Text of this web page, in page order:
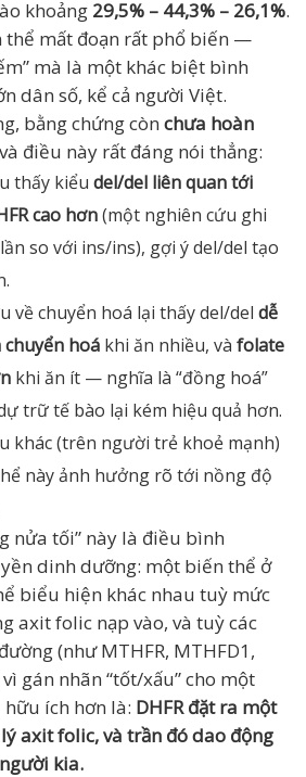
khoảng 29,5% – 44,3% – 26,1%.
thể mất đoạn rất phổ biến —
mà là một khác biệt bình
dân số, kể cả người Việt.
bằng chứng còn chưa hoàn
điều này rất đáng nói thẳng:
thấy kiểu del/del liên quan tới
cao hơn(một nghiên cứu ghi
so với ins/ins), gợi ý del/del tạo
về chuyển hoá lại thấy del/del dễ
hoá khi ăn nhiều, và folate
khi ăn ít — nghĩa là “đồng hoá”
trữ tế bào lại kém hiệu quả hơn.
khác (trên người trẻ khoẻ mạnh)
này ảnh hưởng rõ tới nồng độ
nửa tối” này là điều bình
dinh dưỡng: một biến thể ở
biểu hiện khác nhau tuỳ mức
axit folic nạp vào, và tuỳ các
(như MTHFR, MTHFD1,
gán nhãn “tốt/xấu” cho một
ích hơn là: DHFR đặt ra một
axit folic, và trần đó dao động
kia.